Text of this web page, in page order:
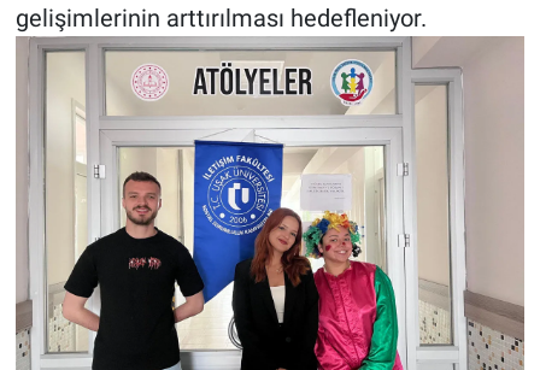
gelişimlerinin arttırılması hedefleniyor.